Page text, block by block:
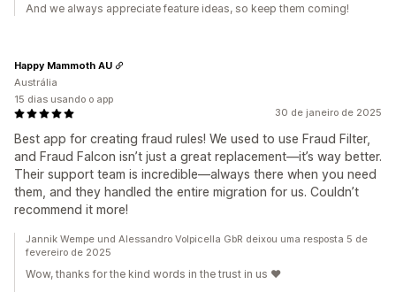
And we always appreciate feature ideas, so keep them coming!
30 de janeiro de 2025
Best app for creating fraud rules! We used to use Fraud Filter,
and Fraud Falcon isn’t just a great replacement—it’s way better.
Their support team is incredible—always there when you need
them, and they handled the entire migration for us. Couldn’t
recommend it more!
Happy Mammoth AU
Austrália
15 dias usando o app
Jannik Wempe und Alessandro Volpicella GbR deixou uma resposta 5 de
fevereiro de 2025
Wow, thanks for the kind words in the trust in us ♥️